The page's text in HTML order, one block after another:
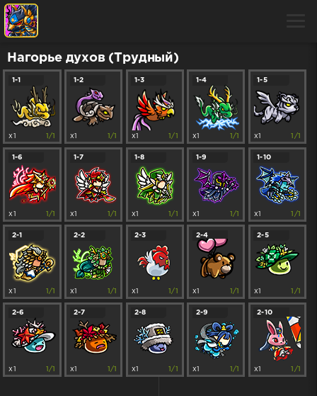
Нагорье духов (Трудный)
1-1
x1 1/1
1-2
x1 1/1
1-3
x1 1/1
1-4
x1 1/1
1-5
x1 1/1
1-6
x1 1/1
1-7
x1 1/1
1-8
x1 1/1
1-9
x1 1/1
1-10
x1 1/1
2-1
x1 1/1
2-2
x1 1/1
2-3
x1 1/1
2-4
x1 1/1
2-5
x1 1/1
2-6
x1 1/1
2-7
x1 1/1
2-8
x1 1/1
2-9
x1 1/1
2-10
x1 1/1